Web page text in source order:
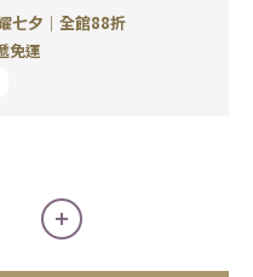
七夕｜全館88折
免運